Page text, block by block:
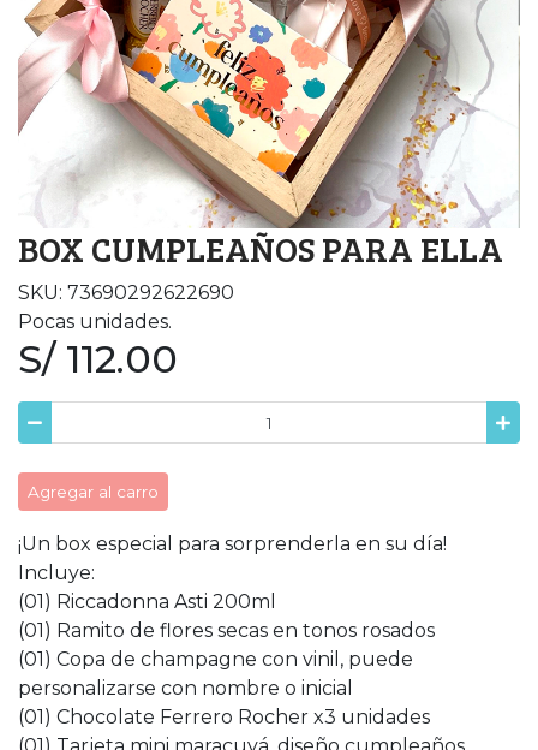
BOX CUMPLEAÑOS PARA ELLA
SKU: 73690292622690
Pocas unidades.
S/ 112.00
Agregar al carro
¡Un box especial para sorprenderla en su día!
Incluye:
(01) Riccadonna Asti 200ml
(01) Ramito de flores secas en tonos rosados
(01) Copa de champagne con vinil, puede
personalizarse con nombre o inicial
(01) Chocolate Ferrero Rocher x3 unidades